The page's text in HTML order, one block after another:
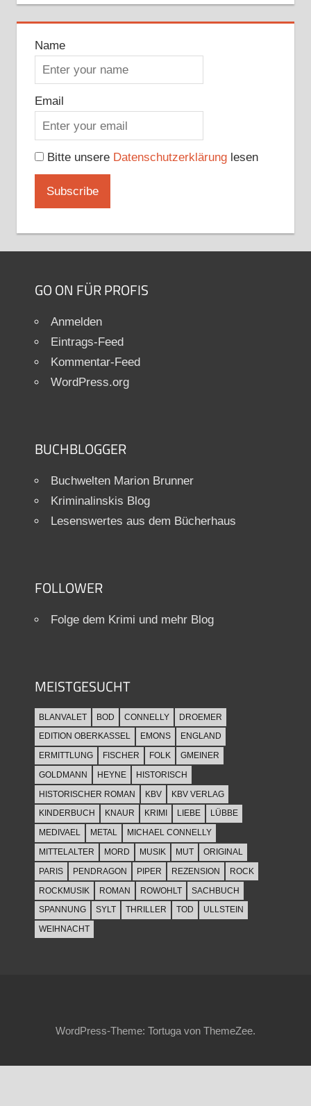
Name
Email
Bitte unsere Datenschutzerklärunglesen
GO ON FÜR PROFIS
Anmelden
Eintrags-Feed
Kommentar-Feed
WordPress.org
BUCHBLOGGER
Buchwelten Marion Brunner
Kriminalinskis Blog
Lesenswertes aus dem Bücherhaus
FOLLOWER
Folge dem Krimi und mehr Blog
MEISTGESUCHT
BLANVALET BOD CONNELLY
DROEMER
EDITION OBERKASSEL
EMONS
ENGLAND
ERMITTLUNG
FISCHER FOLK
GMEINER
GOLDMANN
HEYNE
HISTORISCH
HISTORISCHER ROMAN
KBV
KBV VERLAG
KINDERBUCH
KNAUR KRIMI LIEBE
LÜBBE
MEDIVAEL
METAL
MICHAEL CONNELLY
MITTELALTER
MORD MUSIK MUT
ORIGINAL
PARIS
PENDRAGON PIPER REZENSION
ROCK
ROCKMUSIK
ROMAN ROWOHLT
SACHBUCH
SPANNUNG
SYLT THRILLER TOD
ULLSTEIN
WEIHNACHT
WordPress-Theme: Tortuga von ThemeZee.